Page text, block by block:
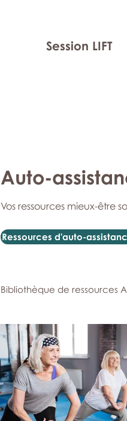
Session LIFT
Auto-
Vos ressources mieux-être
Ressources d'auto-
Bibliothèque de ressources